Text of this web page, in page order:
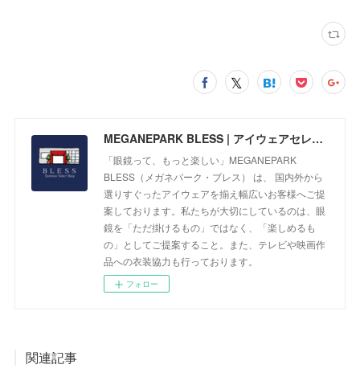
MEGANEPARK BLESS | アイウェアセレクトショップ
「眼鏡って、もっと楽しい」MEGANEPARK
BLESS（メガネパーク・ブレス） は、 国内外から
選りすぐったアイウェアを揃え幅広いお客様へご提
案しております。私たちが大切にしているのは、眼
鏡を「ただ掛けるもの」ではなく、「楽しめるも
の」としてご提案すること。また、テレビや映画作
品への衣装協力も行っております。
フォロー
関連記事